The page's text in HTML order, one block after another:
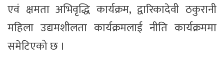
एवं क्षमता अभिवृद्धि कार्यक्रम, द्वारिकादेवी ठकुरानी
महिला उद्यमशीलता कार्यक्रमलाई नीति कार्यक्रममा
समेटिएको छ ।